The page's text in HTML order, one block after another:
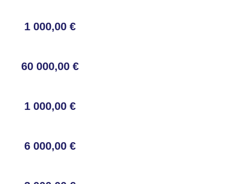
1 000,00 €
60 000,00 €
1 000,00 €
6 000,00 €